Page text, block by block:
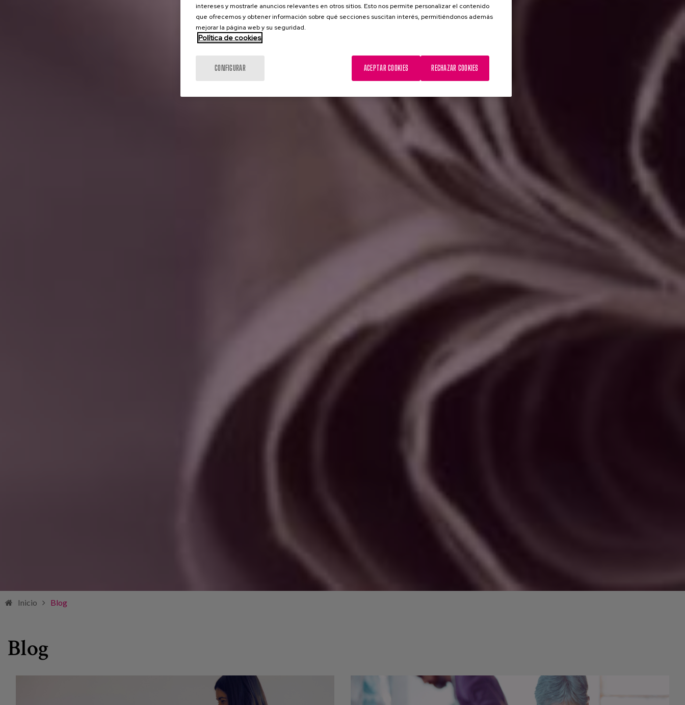
Inicio Blog
Blog
intereses y mostrarle anuncios relevantes en otros sitios. Esto nos permite personalizar el contenido
que ofrecemos y obtener información sobre qué secciones suscitan interés, permitiéndonos además
mejorar la página web y su seguridad.
Política de cookies
CONFIGURAR RECHAZAR COOKIES
ACEPTAR COOKIES